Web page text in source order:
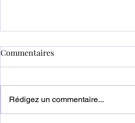
Commentaires
Rédigez un commentaire...